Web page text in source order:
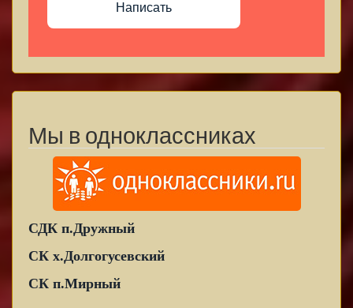
Написать
Мы в одноклассниках
СДК п.Дружный
СК х.Долгогусевский
СК п.Мирный